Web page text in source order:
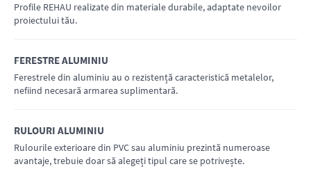
Profile REHAU realizate din materiale durabile, adaptate nevoilor
proiectului tău.
AFLĂ MAI MULTE
FERESTRE ALUMINIU
Ferestrele din aluminiu au o rezistență caracteristică metalelor,
nefiind necesară armarea suplimentară.
AFLĂ MAI MULTE
RULOURI ALUMINIU
Rulourile exterioare din PVC sau aluminiu prezintă numeroase
avantaje, trebuie doar să alegeți tipul care se potrivește.